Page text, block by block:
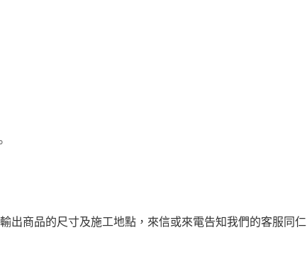
出商品的尺寸及施工地點，來信或來電告知我們的客服同